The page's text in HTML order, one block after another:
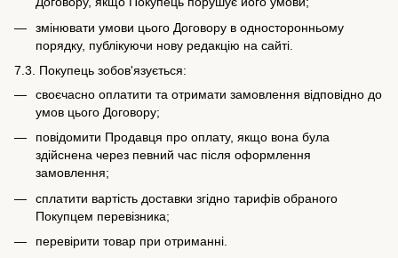
змінювати умови цього Договору в односторонньому
порядку, публікуючи нову редакцію на сайті.
7.3. Покупець зобов'язується:
своєчасно оплатити та отримати замовлення відповідно до
умов цього Договору;
повідомити Продавця про оплату, якщо вона була
здійснена через певний час після оформлення
замовлення;
сплатити вартість доставки згідно тарифів обраного
Покупцем перевізника;
перевірити товар при отриманні.